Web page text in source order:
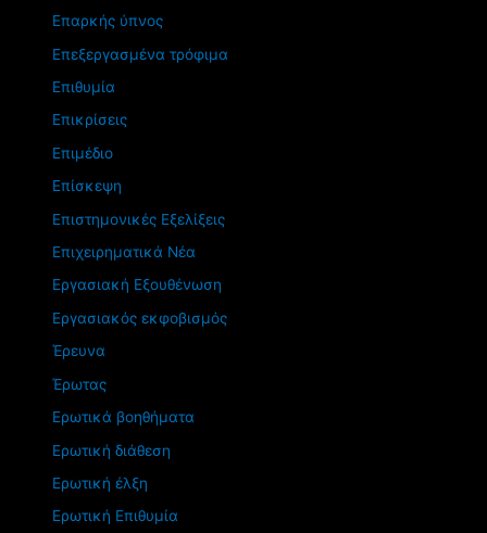
Επαρκής ύπνος
Επεξεργασμένα τρόφιμα
Επιθυμία
Επικρίσεις
Επιμέδιο
Επίσκεψη
Επιστημονικές Εξελίξεις
Επιχειρηματικά Νέα
Εργασιακή Εξουθένωση
Εργασιακός εκφοβισμός
Έρευνα
Έρωτας
Ερωτικά βοηθήματα
Ερωτική διάθεση
Ερωτική έλξη
Ερωτική Επιθυμία